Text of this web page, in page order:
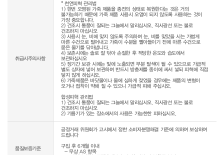
취급시주의사항
* 천연피혁 관리법
1) 한번 오염된 가죽 제품을 종전의 상태로 복원한다는 것은 거의
불가능하기 때문에 가죽 제품 사용시 오염이 되지 않도록 사용하는 것이
가장 중요합니다.
2) 건조시 통풍이 잘되는 그늘에서 말리십시오. 직사광선 또는 불로
건조하지 마십시오
3) 사용시 눈, 비에 맞지 않도록 주의하며 눈, 비를 맞았을 시는 가볍게
마른 수건으로 털어내고 가죽이 수분을 빨아들이기 전에 마른 수건으로
묻은 물기를 닦아냅니다.
4) 보존시에는 솔로 잘 닦아 손질한 후 적당한 온도와 습도에서
보관하십시오
5) 장기간 보관 시에는 빛에 노출되면 부분 탈색이 될 수 있으므로 가급적
별도 상자에 넣어 보관하며 반드시 방충제를 종이에 싸서 넣되 피혁에 직접
닿지 않게 하십시오.
6) 가죽제품은 바닷물이나 물에 심하게 젖었을 경우에는 제품의 변형이
오거나 접착이 약해 질 수 있으니 가급적 피해 주십시오.
합성피혁 관리법
1) 건조시 통풍이 잘되는 그늘에서 말리십시오. 직사광선 또는 불로
건조하지 마십시오
2) 기름기가 있는 장소에서의 사용은 가능한한 피하십시오.
품질보증기준
공정거래 위원회가 고시에서 정한 소비자분쟁해결 기준에 의하여 보상하여
드립니다
구입 후 6개월 이내
  - 무상 AS 항목